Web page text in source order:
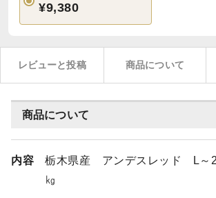
¥9,380
レビューと投稿 商品について
商品について
内容
栃木県産 アンデスレッド L～
㎏